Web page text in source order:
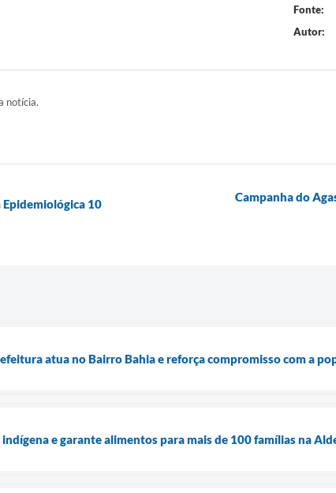
Fonte:
Autor:
notícia.
10
Campanha do
atua no Bairro Bahia e reforça compromisso com a
e garante alimentos para mais de 100 famílias na